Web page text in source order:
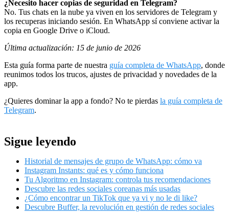
¿Necesito hacer copias de seguridad en Telegram?
No. Tus chats en la nube ya viven en los servidores de Telegram y
los recuperas iniciando sesión. En WhatsApp sí conviene activar la
copia en Google Drive o iCloud.
Última actualización: 15 de junio de 2026
Esta guía forma parte de nuestra guía completa de WhatsApp, donde
reunimos todos los trucos, ajustes de privacidad y novedades de la
app.
¿Quieres dominar la app a fondo? No te pierdas la guía completa de
Telegram.
Sigue leyendo
Historial de mensajes de grupo de WhatsApp: cómo va
Instagram Instants: qué es y cómo funciona
Tu Algoritmo en Instagram: controla tus recomendaciones
Descubre las redes sociales coreanas más usadas
¿Cómo encontrar un TikTok que ya vi y no le di like?
Descubre Buffer, la revolución en gestión de redes sociales